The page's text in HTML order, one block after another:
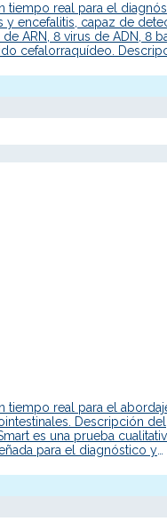
tiempo real para el
encefalitis, capaz de
ARN, 8 virus de ADN, 8
cefalorraquídeo.
tiempo real para el
Descripción del
es una prueba
para el diagnóstico y
permite la identificación